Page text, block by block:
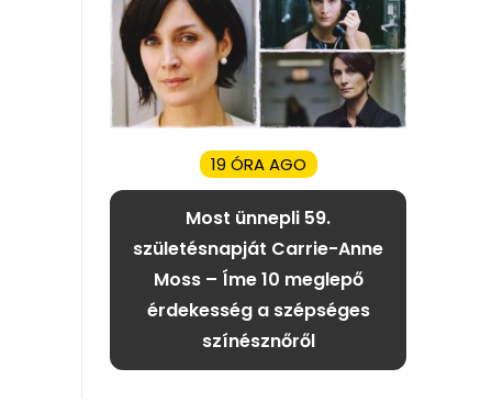
19 ÓRA AGO
Most ünnepli 59.
születésnapját Carrie-Anne
Moss – Íme 10 meglepő
érdekesség a szépséges
színésznőről